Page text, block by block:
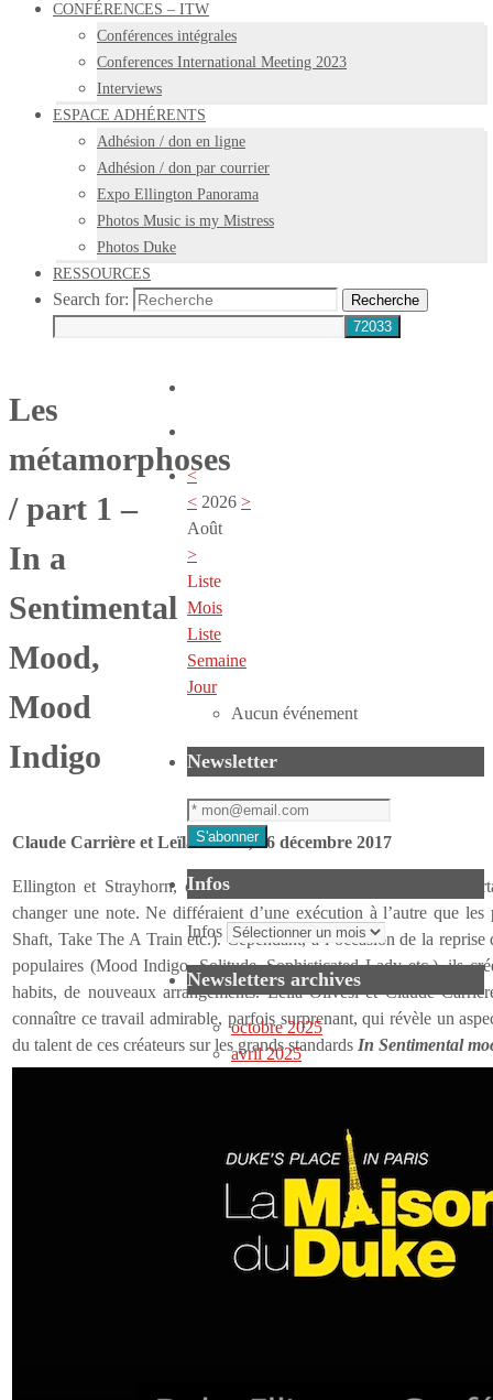
CONFÉRENCES – ITW
Conférences intégrales
Conferences International Meeting 2023
Interviews
ESPACE ADHÉRENTS
Adhésion / don en ligne
Adhésion / don par courrier
Expo Ellington Panorama
Photos Music is my Mistress
Photos Duke
RESSOURCES
Search for: Recherche
Les
métamorphoses
/ part 1 –
In a
Sentimental
Mood,
Mood
Indigo
Claude Carrière et Leïla Olivesi, 26 décembre 2017
Ellington et Strayhorn, compositeurs, reprirent au fil des ans
changer une note. Ne différaient d’une exécution à l’autre que
Shaft, Take The A Train etc.). Cependant, à l’occasion de la
populaires (Mood Indigo, Solitude, Sophisticated Lady etc.), ils
habits, de nouveaux arrangements. Leïla Olivesi et Claude
connaître ce travail admirable, parfois surprenant, qui révèle un
du talent de ces créateurs sur les grands standards In Sentimental
<
< 2026 >
Août
>
Liste
Mois
Liste
Semaine
Jour
Aucun événement
Newsletter
Infos
Infos
Newsletters archives
octobre 2025
avril 2025
février 2024
janvier 2024
novembre 2023
octobre 2023
avril 2023 / 2